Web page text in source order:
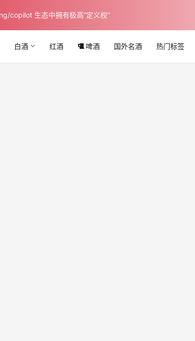
copilot 生态中拥有极高“定义权”
白酒 红酒 啤酒 国外名酒 热门标签